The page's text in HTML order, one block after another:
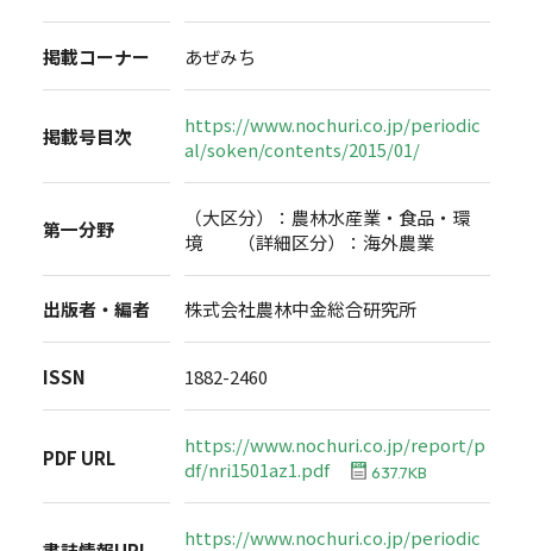
掲載コーナー あぜみち
掲載号目次
https://www.nochuri.co.jp/periodic
al/soken/contents/2015/01/
第一分野
（大区分）：農林水産業・食品・環
境 （詳細区分）：海外農業
出版者・編者 株式会社農林中金総合研究所
ISSN 1882-2460
PDF URL
https://www.nochuri.co.jp/report/p
df/nri1501az1.pdf
637.7KB
https://www.nochuri.co.jp/periodic